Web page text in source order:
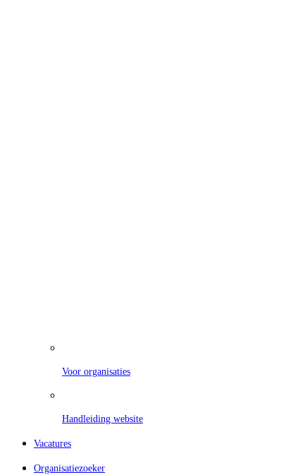
Voor organisaties
Handleiding website
Vacatures
Organisatiezoeker